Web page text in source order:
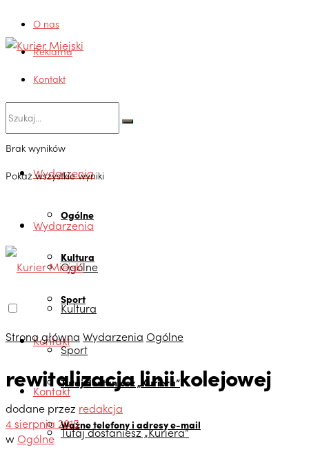
O nas
Reklama
Kontakt
Brak wyników
Pokaż wszystkie wyniki
Wydarzenia
Ogólne
Kultura
Sport
Kontakt
Tutaj dostaniesz „Kuriera”
Ważne telefony i adresy e-mail
Wydarzenia
Ogólne
Kultura
Sport
Kontakt
Tutaj dostaniesz „Kuriera”
Strona główna Wydarzenia Ogólne
rewitalizacja linii kolejowej
dodane przez redakcja
4 sierpnia 2015
wOgólne